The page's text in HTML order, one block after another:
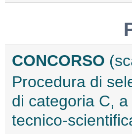
CONCORSO
Procedura di
di categoria C,
tecnico-